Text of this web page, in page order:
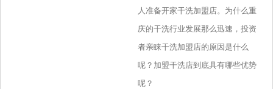
人准备开家干洗加盟店。为什么重
庆的干洗行业发展那么迅速，投资
者亲睐干洗加盟店的原因是什么
呢？加盟干洗店到底具有哪些优势
呢？